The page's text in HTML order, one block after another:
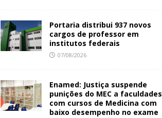
Portaria distribui 937 novos
cargos de professor em
institutos federais
07/08/2026
Enamed: Justiça suspende
punições do MEC a faculdades
com cursos de Medicina com
baixo desempenho no exame